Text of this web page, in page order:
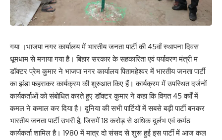
गया ।भाजपा नगर कार्यालय में भारतीय जनता पार्टी की 45वाँ स्थापना दिवस
धूमधाम से मनाया गया है। बिहार सरकार के सहकारिता एवं पर्यावरण मंत्री म
डॉक्टर प्रेम कुमार ने भाजपा नगर कार्यालय पितामहेश्वर में भारतीय जनता पार्टी
का झंडा फहराकर कार्यक्रम की शुरुआत किए हैं। कार्यक्रम में उपस्थित दर्जनों
कार्यकर्ताओं को संबोधित करते हुए डॉक्टर कुमार ने कहा कि विगत 45 वर्षों में
कमल ने कमाल कर दिया है। दुनिया की सभी पार्टियों में सबसे बड़ी पार्टी बनकर
भारतीय जनता पार्टी उभरी है, जिसमें 18 करोड़ से अधिक दुर्लभ एवं कर्मठ
कार्यकर्ता शामिल है। 1980 में मात्र दो संसद से शुरू हुई इस पार्टी में आज कल